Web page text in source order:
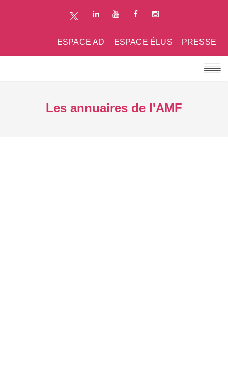
PRESSE
ESPACE ÉLUS
ESPACE AD
Les annuaires de l'AMF